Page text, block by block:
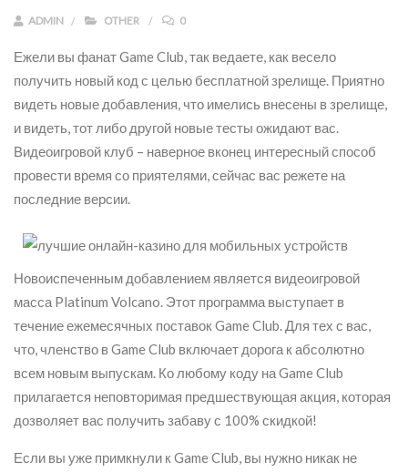
ADMIN OTHER 0
Ежели вы фанат Game Club, так ведаете, как весело
получить новый код с целью бесплатной зрелище. Приятно
видеть новые добавления, что имелись внесены в зрелище,
и видеть, тот либо другой новые тесты ожидают вас.
Видеоигровой клуб – наверное вконец интересный способ
провести время со приятелями, сейчас вас режете на
последние версии.
Новоиспеченным добавлением является видеоигровой
масса Platinum Volcano. Этот программа выступает в
течение ежемесячных поставок Game Club. Для тех с вас,
что, членство в Game Club включает дорога к абсолютно
всем новым выпускам. Ко любому коду на Game Club
прилагается неповторимая предшествующая акция, которая
дозволяет вас получить забаву с 100% скидкой!
Если вы уже примкнули к Game Club, вы нужно никак не